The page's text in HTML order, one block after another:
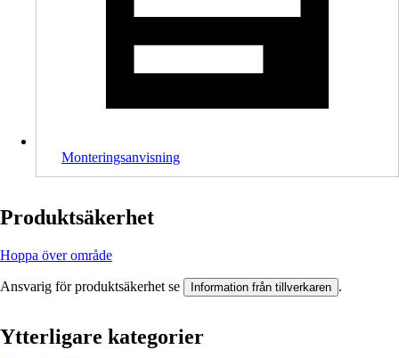
Monteringsanvisning
Produktsäkerhet
Hoppa över område
Ansvarig för produktsäkerhet se Information från tillverkaren .
Ytterligare kategorier